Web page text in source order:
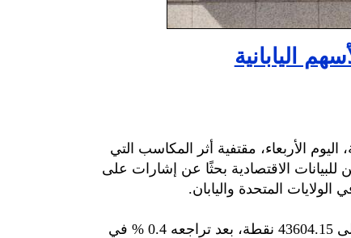
اليابانية
الأربعاء، مقتفية أثر المكاسب التي
للبيانات الاقتصادية بحثًا عن إشارات على
المتحدة واليابان.
وصعد المؤشر نيكي 225 بنسبة 0.3 % إلى 43604.15 نقطة، بعد تراجعه 0.4 % في